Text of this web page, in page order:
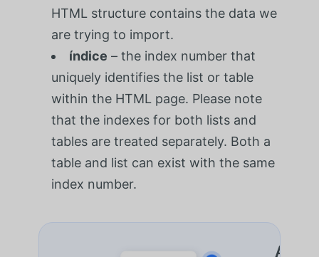
HTML structure contains the data we
are trying to import.
índice – the index number that
uniquely identifies the list or table
within the HTML page. Please note
that the indexes for both lists and
tables are treated separately. Both a
table and list can exist with the same
index number.